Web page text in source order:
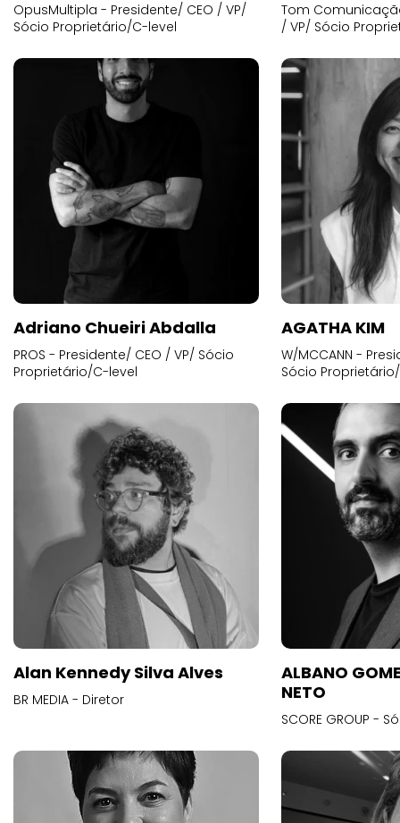
OpusMultipla - Presidente/ CEO / VP/
Sócio Proprietário/C-level
Tom
/ VP/ Sócio
Adriano Chueiri Abdalla
PROS - Presidente/ CEO / VP/ Sócio
Proprietário/C-level
AGATHA KIM
W/MCCANN -
Sócio
Alan Kennedy Silva Alves
BR MEDIA - Diretor
ALBANO
NETO
SCORE GROUP -